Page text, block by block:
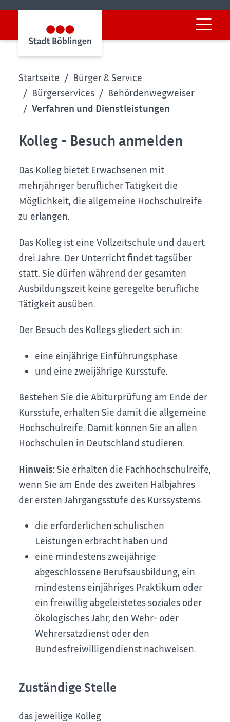
Startseite
Bürger & Service
Bürgerservices
Behördenwegweiser
Verfahren und Dienstleistungen
Kolleg - Besuch anmelden
Das Kolleg bietet Erwachsenen mit
mehrjähriger beruflicher Tätigkeit die
Möglichkeit, die allgemeine Hochschulreife
zu erlangen.
Das Kolleg ist eine Vollzeitschule und dauert
drei Jahre. Der Unterricht findet tagsüber
statt. Sie dürfen während der gesamten
Ausbildungszeit keine geregelte berufliche
Tätigkeit ausüben.
Der Besuch des Kollegs gliedert sich in:
eine einjährige Einführungsphase
und eine zweijährige Kursstufe.
Bestehen Sie die Abiturprüfung am Ende der
Kursstufe, erhalten Sie damit die allgemeine
Hochschulreife. Damit können Sie an allen
Hochschulen in Deutschland studieren.
Hinweis: Sie erhalten die Fachhochschulreife,
wenn Sie am Ende des zweiten Halbjahres
der ersten Jahrgangsstufe des Kurssystems
die erforderlichen schulischen
Leistungen erbracht haben und
eine mindestens zweijährige
abgeschlossene Berufsausbildung, ein
mindestens einjähriges Praktikum oder
ein freiwillig abgeleistetes soziales oder
ökologisches Jahr, den Wehr- oder
Wehrersatzdienst oder den
Bundesfreiwilligendienst nachweisen.
Zuständige Stelle
das jeweilige Kolleg